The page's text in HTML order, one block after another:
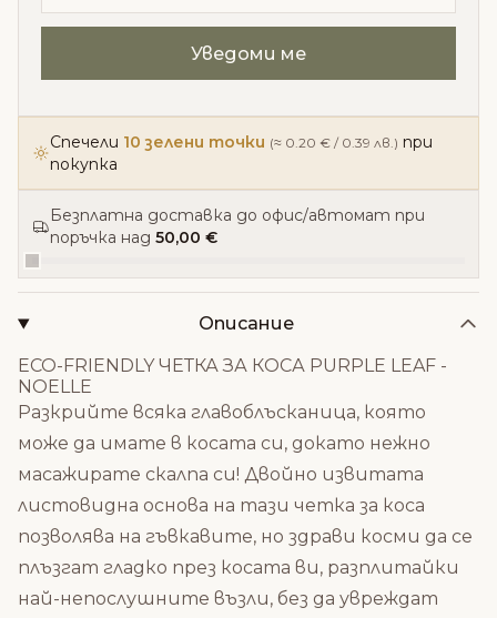
Спечели 10 зелени точки (≈ 0.20 € / 0.39 лв.) при
покупка
Безплатна доставка до офис/автомат при
поръчка над 50,00 €
Описание
ECO-FRIENDLY ЧЕТКА ЗА КОСА PURPLE LEAF -
NOELLE
Разкрийте всяка главоблъсканица, която
може да имате в косата си, докато нежно
масажирате скалпа си! Двойно извитата
листовидна основа на тази четка за коса
позволява на гъвкавите, но здрави косми да се
плъзгат гладко през косата ви, разплитайки
най-непослушните възли, без да увреждат